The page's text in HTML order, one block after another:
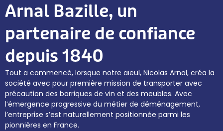
Arnal Bazille, un
partenaire de confiance
depuis 1840
Tout a commencé, lorsque notre aïeul, Nicolas Arnal, créa la
société avec pour première mission de transporter avec
précaution des barriques de vin et des meubles. Avec
l’émergence progressive du métier de déménagement,
l’entreprise s’est naturellement positionnée parmi les
pionnières en France.